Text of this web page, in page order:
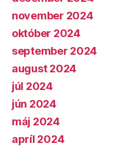
november 2024
október 2024
september 2024
august 2024
júl 2024
jún 2024
máj 2024
apríl 2024